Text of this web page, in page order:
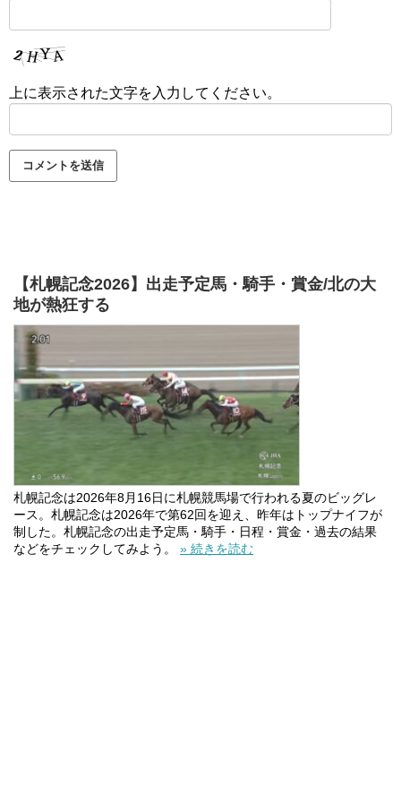
上に表示された文字を入力してください。
【札幌記念2026】出走予定馬・騎手・賞金/北の大
地が熱狂する
札幌記念は2026年8月16日に札幌競馬場で行われる夏のビッグレ
ース。札幌記念は2026年で第62回を迎え、昨年はトップナイフが
制した。札幌記念の出走予定馬・騎手・日程・賞金・過去の結果
などをチェックしてみよう。 » 続きを読む